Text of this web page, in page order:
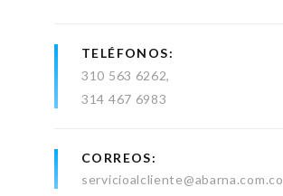
TELÉFONOS
310 563 6262
314 467 6983
CORREOS
servicioalcliente@abarna.com.co